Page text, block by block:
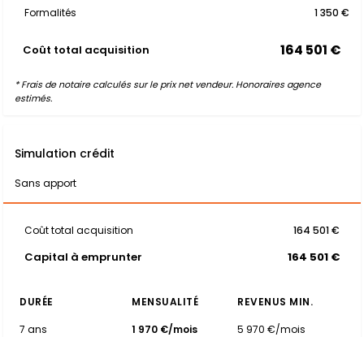
Formalités 1 350 €
Coût total acquisition 164 501 €
* Frais de notaire calculés sur le prix net vendeur. Honoraires agence
estimés.
Simulation crédit
Sans apport
Coût total acquisition 164 501 €
Capital à emprunter 164 501 €
DURÉE MENSUALITÉ
REVENUS MIN.
7 ans
1 970 €/mois
5 970 €/mois